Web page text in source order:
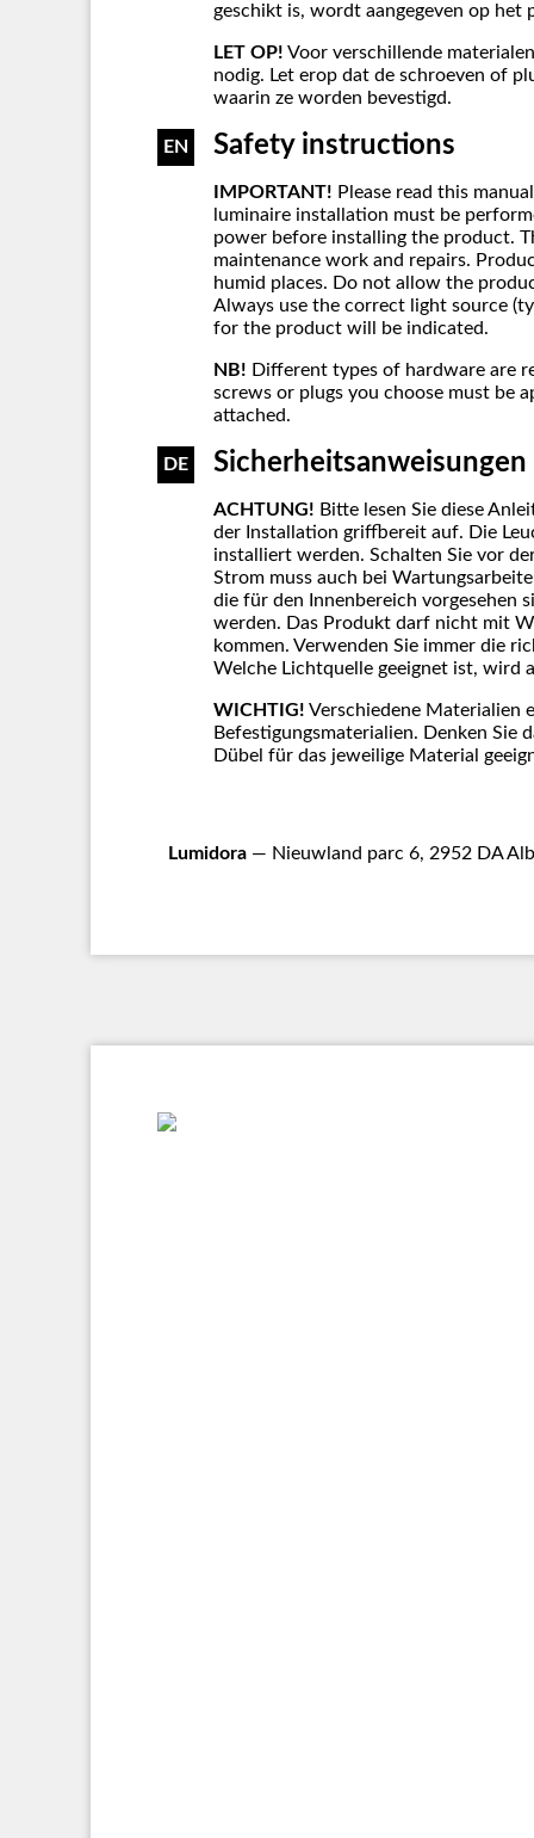
geschikt is, wordt aangegeven op het
LET OP! Voor verschillende
nodig. Let erop dat de schroeven of
waarin ze worden bevestigd.
EN Safety instructions
IMPORTANT! Please read this
luminaire installation must be
power before installing the product.
maintenance work and repairs.
humid places. Do not allow the
Always use the correct light source
for the product will be indicated.
NB! Different types of hardware are
screws or plugs you choose must be
attached.
DE Sicherheitsanweisungen
ACHTUNG! Bitte lesen Sie diese
der Installation griffbereit auf. Die
installiert werden. Schalten Sie vor
Strom muss auch bei
die für den Innenbereich vorgesehen
werden. Das Produkt darf nicht mit
kommen. Verwenden Sie immer die
Welche Lichtquelle geeignet ist, wird
WICHTIG! Verschiedene Materialien
Befestigungsmaterialien. Denken Sie
Dübel für das jeweilige Material
Lumidora — Nieuwland parc 6, 2952 DA